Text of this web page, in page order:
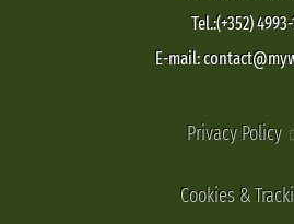
Tel.:(+352) 4993-
E-mail:
Privacy Policy
Cookies &